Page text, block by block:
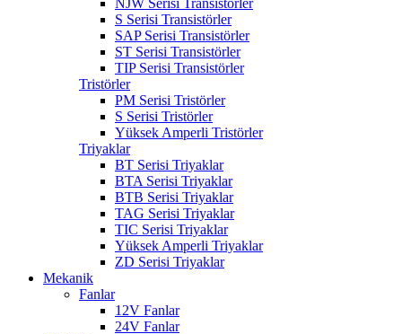
NJW Serisi Transistörler
S Serisi Transistörler
SAP Serisi Transistörler
ST Serisi Transistörler
TIP Serisi Transistörler
Tristörler
PM Serisi Tristörler
S Serisi Tristörler
Yüksek Amperli Tristörler
Triyaklar
BT Serisi Triyaklar
BTA Serisi Triyaklar
BTB Serisi Triyaklar
TAG Serisi Triyaklar
TIC Serisi Triyaklar
Yüksek Amperli Triyaklar
ZD Serisi Triyaklar
Mekanik
Fanlar
12V Fanlar
24V Fanlar